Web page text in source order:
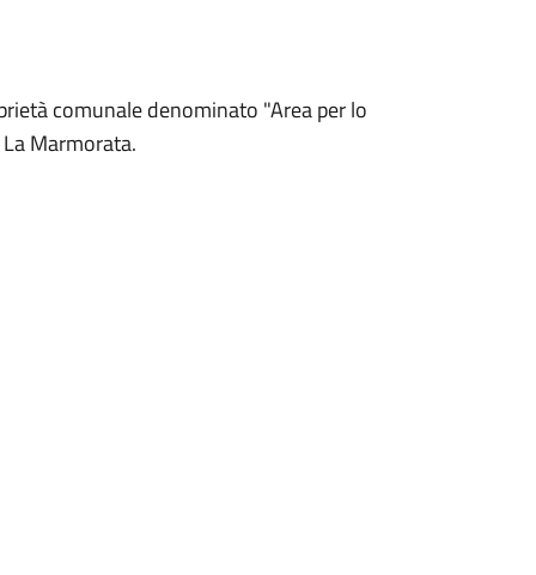
comunale denominato "Area per lo
Marmorata.